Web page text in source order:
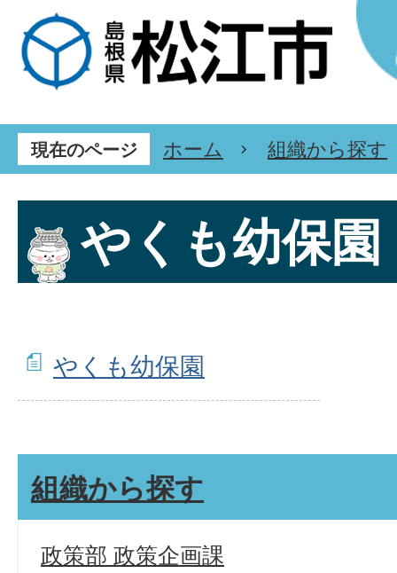
現在のページ ホーム 組織から探す
やくも幼保園
やくも幼保園
組織から探す
政策部 政策企画課